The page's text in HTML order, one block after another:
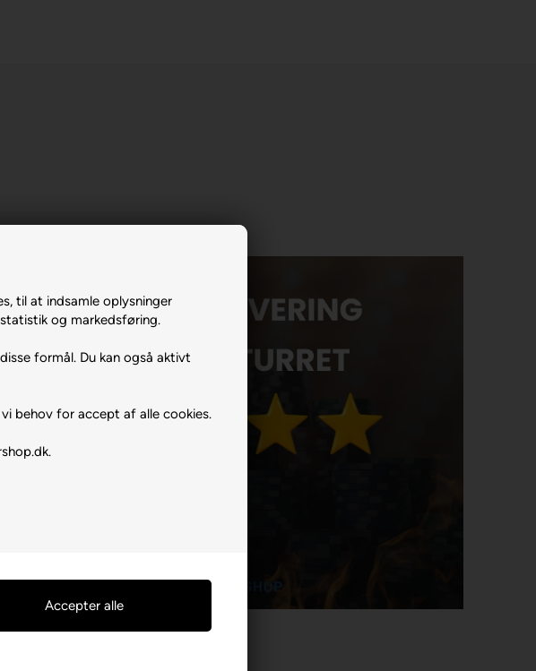
til at indsamle oplysninger
og markedsføring.
formål. Du kan også aktivt
behov for accept af alle cookies.